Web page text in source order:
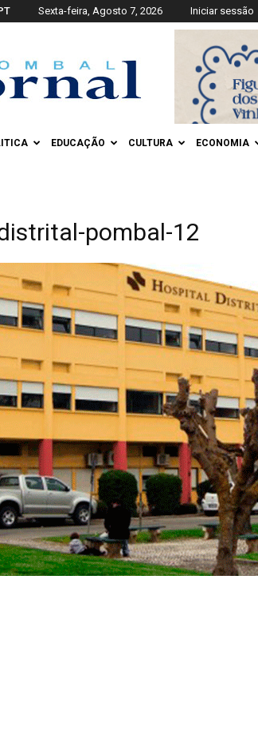
Sexta-feira, Agosto 7, 2026 Iniciar sessão
EDUCAÇÃO CULTURA ECONOMIA
pombal-12